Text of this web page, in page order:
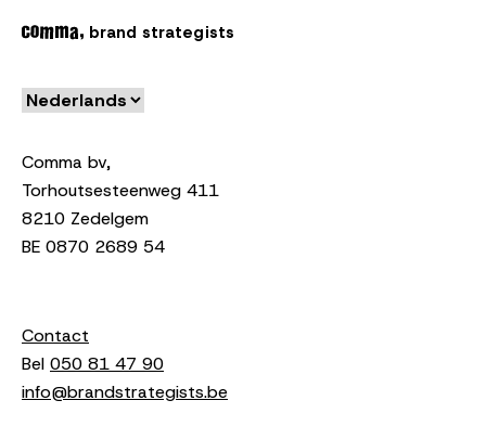
brand strategists
Comma bv,
Torhoutsesteenweg 411
8210 Zedelgem
BE 0870 2689 54
Contact
Bel 050 81 47 90
info@brandstrategists.be